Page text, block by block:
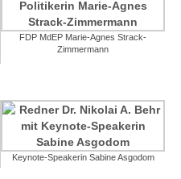
FDP MdEP Marie-Agnes Strack-
Zimmermann
Keynote-Speakerin Sabine Asgodom